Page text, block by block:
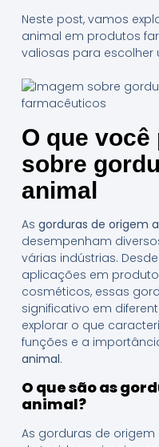
Neste post, vamos
animal em produtos
valiosas para escolher
O que
sobre
animal
As gorduras de origem
desempenham
várias indústrias.
aplicações em
cosméticos, essas
significativo em
explorar o que
funções e a
animal.
O que são as
animal?
As gorduras de